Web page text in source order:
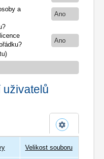
a
Ano
Ano
uživatelů
Velikost souboru